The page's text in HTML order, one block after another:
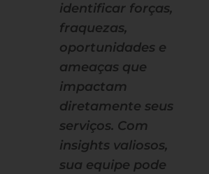
identificar forças,
fraquezas,
oportunidades e
ameaças que
impactam
diretamente seus
serviços. Com
insights valiosos,
sua equipe pode